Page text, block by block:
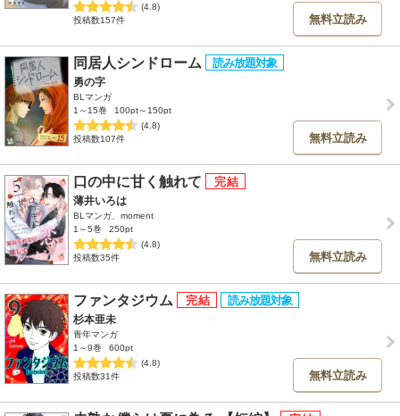
(4.8)
投稿数157件
無料立読み
同居人シンドローム
勇の字
BLマンガ
1～15巻
100pt～150pt
(4.8)
投稿数107件
無料立読み
口の中に甘く触れて
薄井いろは
BLマンガ、moment
1～5巻
250pt
(4.8)
投稿数35件
無料立読み
ファンタジウム
杉本亜未
青年マンガ
1～9巻
600pt
(4.8)
投稿数31件
無料立読み